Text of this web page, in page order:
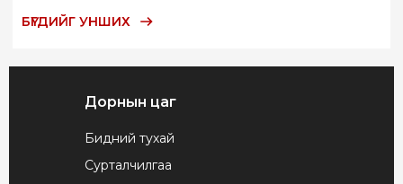
БҮГДИЙГ УНШИХ
Дорнын цаг
Бидний тухай
Сурталчилгаа